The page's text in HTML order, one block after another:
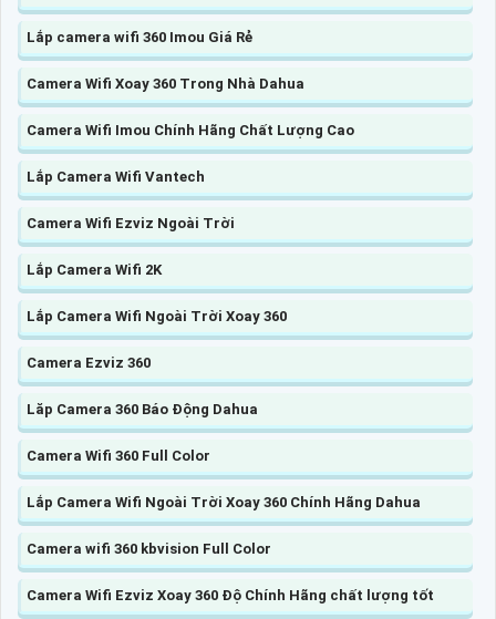
Lắp camera wifi 360 Imou Giá Rẻ
Camera Wifi Xoay 360 Trong Nhà Dahua
Camera Wifi Imou Chính Hãng Chất Lượng Cao
Lắp Camera Wifi Vantech
Camera Wifi Ezviz Ngoài Trời
Lắp Camera Wifi 2K
Lắp Camera Wifi Ngoài Trời Xoay 360
Camera Ezviz 360
Lăp Camera 360 Báo Động Dahua
Camera Wifi 360 Full Color
Lắp Camera Wifi Ngoài Trời Xoay 360 Chính Hãng Dahua
Camera wifi 360 kbvision Full Color
Camera Wifi Ezviz Xoay 360 Độ Chính Hãng chất lượng tốt